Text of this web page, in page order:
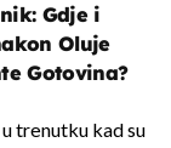
Gdje i
Oluje
Gotovina?
trenutku kad su